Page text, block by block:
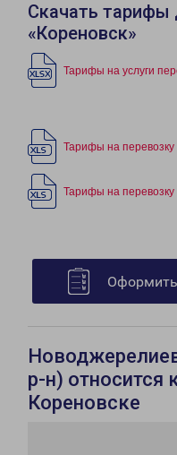
Скачать тарифы
«Кореновск»
Тарифы на услуги
Тарифы на
Тарифы на
р-н) относится
Кореновске